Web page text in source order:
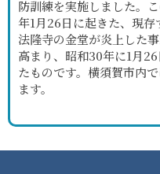
防訓練を実施しました。
年1月26日に起きた、現
法隆寺の金堂が炎上した
高まり、昭和30年に1月
たものです。横須賀市内
ます。